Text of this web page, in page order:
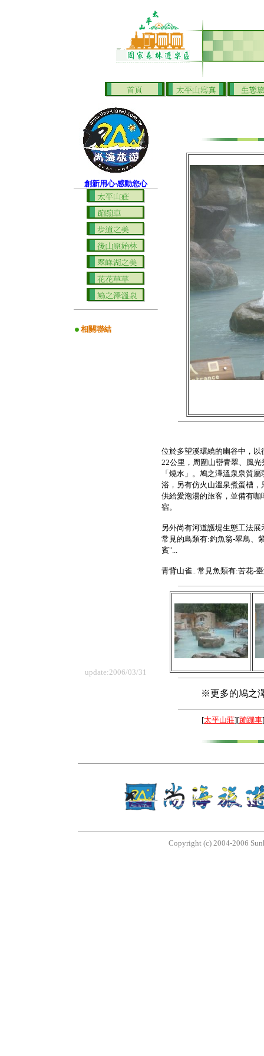
創新用心‧感動您心
相關聯結
update:2006/03/31
位於多望溪環繞的幽谷中，
22公里，周圍山巒青翠、風
「燒水」。鳩之澤溫泉泉質
浴，另有仿火山溫泉煮蛋槽
供給愛泡湯的旅客，並備有
宿。
另外尚有河道護堤生態工法
常見的鳥類有:釣魚翁-翠鳥、
賓"...
青背山雀.. 常見魚類有:苦花-
※更多的鳩之
[太平山莊][蹦蹦車
Copyright (c) 2004-2006